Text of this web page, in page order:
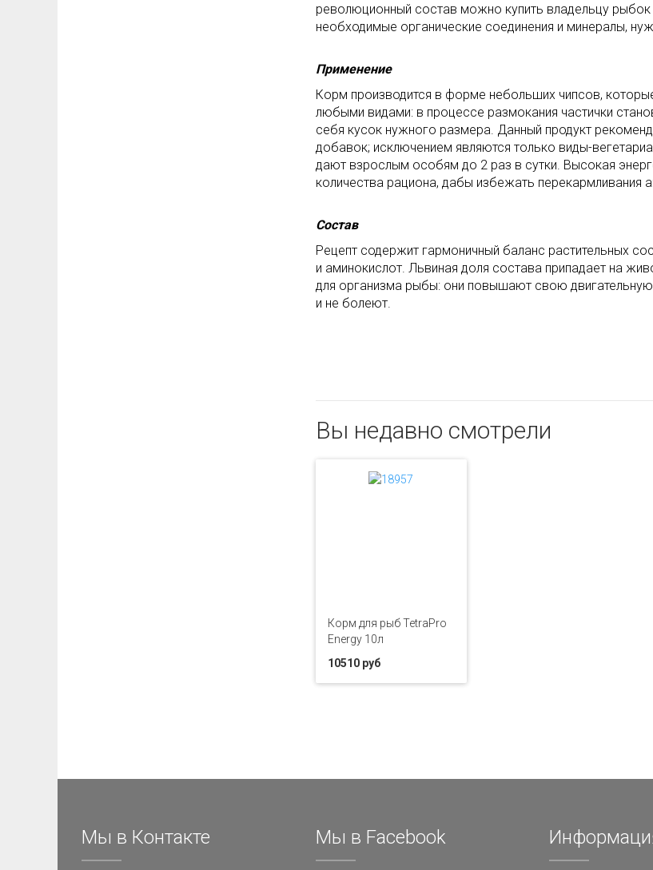
революционный состав можно купить владельцу
необходимые органические соединения и минералы,
Применение
Корм производится в форме небольших чипсов,
любыми видами: в процессе размокания частички
себя кусок нужного размера. Данный продукт
добавок; исключением являются только виды-
дают взрослым особям до 2 раз в сутки. Высокая
количества рациона, дабы избежать перекармливания
Состав
Рецепт содержит гармоничный баланс растительных
и аминокислот. Львиная доля состава припадает на
для организма рыбы: они повышают свою
и не болеют.
Вы недавно смотрели
Корм для рыб TetraPro
Energy 10л
10510 руб
Мы в Контакте Мы в Facebook